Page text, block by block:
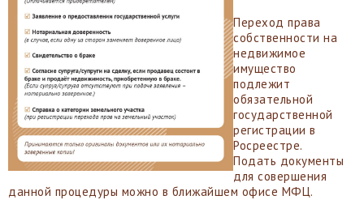
Переход права
собственности на
недвижимое
имущество
подлежит
обязательной
государственной
регистрации в
Росреестре.
Подать документы
для совершения
данной процедуры можно в ближайшем офисе МФЦ.